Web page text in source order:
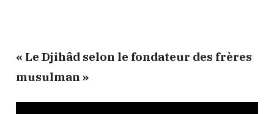
« Le Djihâd selon le fondateur des frères
musulman »